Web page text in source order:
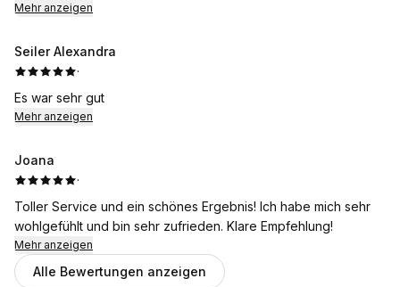
Mehr anzeigen
Seiler Alexandra
·
Es war sehr gut
Mehr anzeigen
Joana
·
Toller Service und ein schönes Ergebnis! Ich habe mich sehr
wohlgefühlt und bin sehr zufrieden. Klare Empfehlung!
Mehr anzeigen
Alle Bewertungen anzeigen